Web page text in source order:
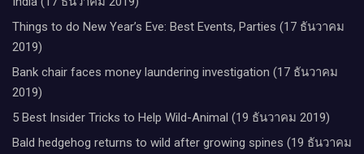
Things to do New Year’s Eve: Best Events, Parties (17 ธันวาคม
2019)
Bank chair faces money laundering investigation (17 ธันวาคม
2019)
5 Best Insider Tricks to Help Wild-Animal (19 ธันวาคม 2019)
Bald hedgehog returns to wild after growing spines (19 ธันวาคม